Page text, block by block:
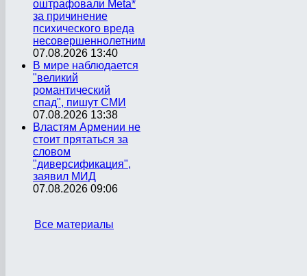
оштрафовали Meta*
за причинение
психического вреда
несовершеннолетним
07.08.2026 13:40
В мире наблюдается
"великий
романтический
спад", пишут СМИ
07.08.2026 13:38
Властям Армении не
стоит прятаться за
словом
"диверсификация",
заявил МИД
07.08.2026 09:06
Все материалы